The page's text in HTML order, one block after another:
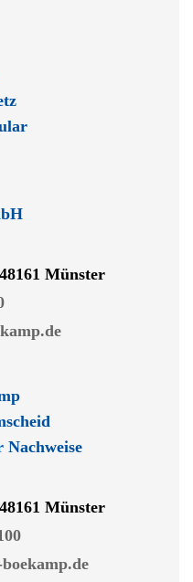
Münster
Nachweise
Münster